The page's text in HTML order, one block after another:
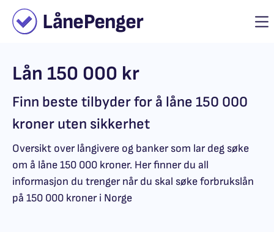
Lån 150 000 kr
Finn beste tilbyder for å låne 150 000
kroner uten sikkerhet
Oversikt over långivere og banker som lar deg søke
om å låne 150 000 kroner. Her finner du all
informasjon du trenger når du skal søke forbrukslån
på 150 000 kroner i Norge